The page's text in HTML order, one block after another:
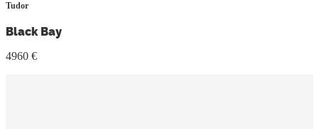
Tudor
Black Bay
4960 €